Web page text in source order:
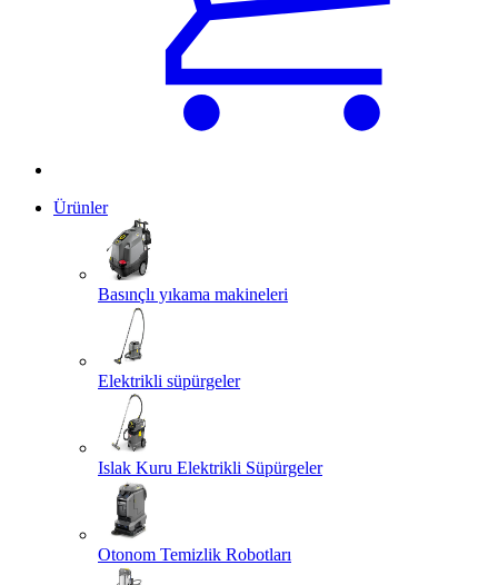
Ürünler
Basınçlı yıkama makineleri
Elektrikli süpürgeler
Islak Kuru Elektrikli Süpürgeler
Otonom Temizlik Robotları